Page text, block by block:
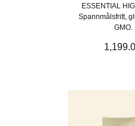
ESSENTIAL
Spannmålsfritt,
GMO.